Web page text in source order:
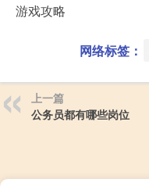
游戏攻略
网络标签：
上一篇
公务员都有哪些岗位